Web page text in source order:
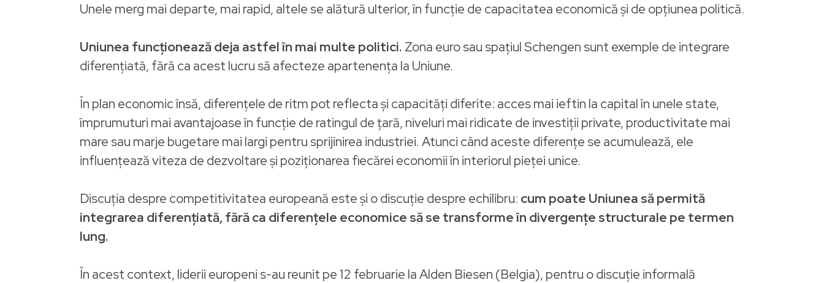
Unele merg mai departe, mai rapid, altele se alătură ulterior, în funcție de capacitatea economică și de opțiunea politică.
Uniunea funcționează deja astfel în mai multe politici. Zona euro sau spațiul Schengen sunt exemple de integrare
diferențiată, fără ca acest lucru să afecteze apartenența la Uniune.
În plan economic însă, diferențele de ritm pot reflecta și capacități diferite: acces mai ieftin la capital în unele state,
împrumuturi mai avantajoase în funcție de ratingul de țară, niveluri mai ridicate de investiții private, productivitate mai
mare sau marje bugetare mai largi pentru sprijinirea industriei. Atunci când aceste diferențe se acumulează, ele
influențează viteza de dezvoltare și poziționarea fiecărei economii în interiorul pieței unice.
Discuția despre competitivitatea europeană este și o discuție despre echilibru: cum poate Uniunea să permită
integrarea diferențiată, fără ca diferențele economice să se transforme în divergențe structurale pe termen
lung.
În acest context, liderii europeni s-au reunit pe 12 februarie la Alden Biesen (Belgia), pentru o discuție informală